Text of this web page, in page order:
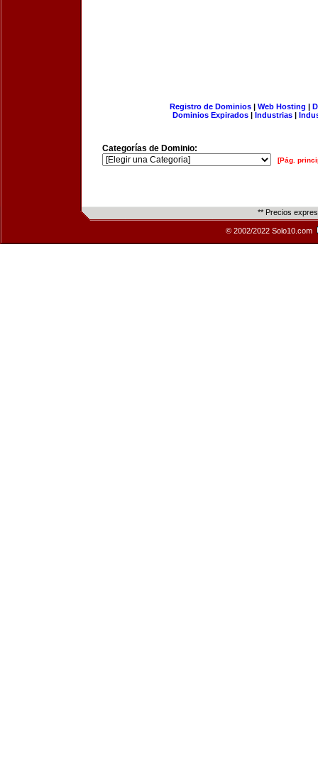
Registro de Dominios| Web Hosting |
Dominios Expirados | Industrias |
Categorías de Dominio:
[Pág.
** Precios
© 2002/2022 Solo10.com